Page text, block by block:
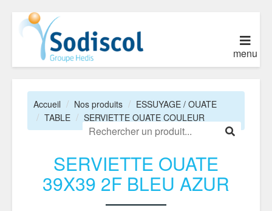
menu
Accueil Nos produits
ESSUYAGE / OUATE
TABLE
SERVIETTE OUATE COULEUR
SERVIETTE OUATE
39X39 2F BLEU AZUR